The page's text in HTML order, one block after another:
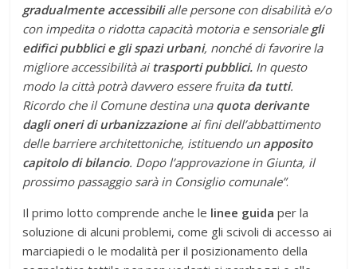
gradualmente accessibilialle persone con disabilità e/o
con impedita o ridotta capacità motoria e sensoriale gli
edifici pubblici e gli spazi urbani, nonché di favorire la
migliore accessibilità ai trasporti pubblici. In questo
modo la città potrà davvero essere fruita da tutti.
Ricordo che il Comune destina una quota derivante
dagli oneri di urbanizzazioneai fini dell’abbattimento
delle barriere architettoniche, istituendo un apposito
capitolo di bilancio. Dopo l’approvazione in Giunta, il
prossimo passaggio sarà in Consiglio comunale”.
Il primo lotto comprende anche le linee guida per la
soluzione di alcuni problemi, come gli scivoli di accesso ai
marciapiedi o le modalità per il posizionamento della